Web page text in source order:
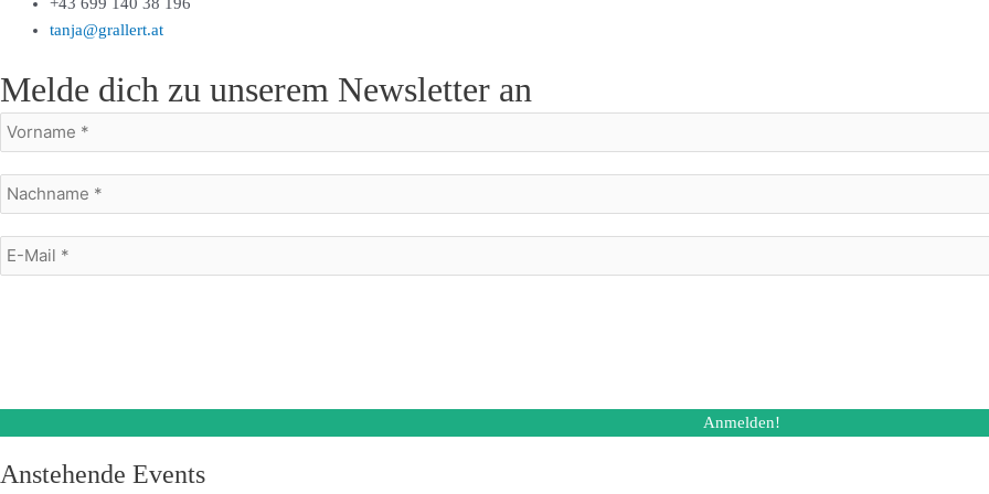
tanja@grallert.at
Melde dich zu unserem Newsletter an
Anstehende Events